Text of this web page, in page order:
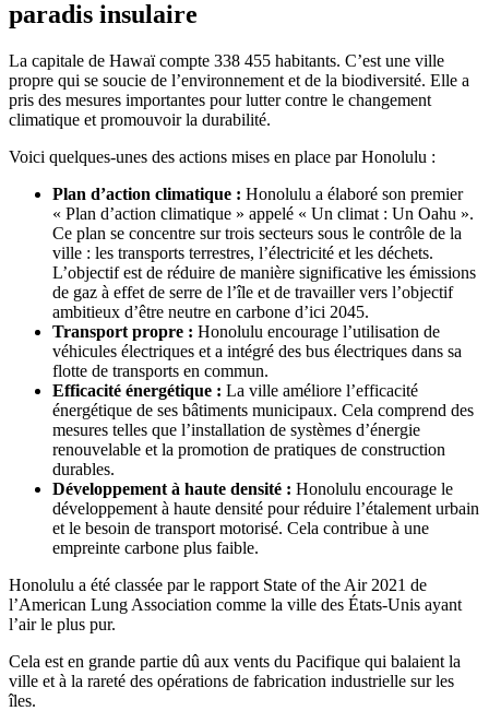
paradis insulaire
La capitale de Hawaï compte 338 455 habitants. C’est une ville
propre qui se soucie de l’environnement et de la biodiversité. Elle a
pris des mesures importantes pour lutter contre le changement
climatique et promouvoir la durabilité.
Voici quelques-unes des actions mises en place par Honolulu :
Plan d’action climatique : Honolulu a élaboré son premier
« Plan d’action climatique » appelé « Un climat : Un Oahu ».
Ce plan se concentre sur trois secteurs sous le contrôle de la
ville : les transports terrestres, l’électricité et les déchets.
L’objectif est de réduire de manière significative les émissions
de gaz à effet de serre de l’île et de travailler vers l’objectif
ambitieux d’être neutre en carbone d’ici 2045.
Transport propre : Honolulu encourage l’utilisation de
véhicules électriques et a intégré des bus électriques dans sa
flotte de transports en commun.
Efficacité énergétique : La ville améliore l’efficacité
énergétique de ses bâtiments municipaux. Cela comprend des
mesures telles que l’installation de systèmes d’énergie
renouvelable et la promotion de pratiques de construction
durables.
Développement à haute densité : Honolulu encourage le
développement à haute densité pour réduire l’étalement urbain
et le besoin de transport motorisé. Cela contribue à une
empreinte carbone plus faible.
Honolulu a été classée par le rapport State of the Air 2021 de
l’American Lung Association comme la ville des États-Unis ayant
l’air le plus pur.
Cela est en grande partie dû aux vents du Pacifique qui balaient la
ville et à la rareté des opérations de fabrication industrielle sur les
îles.